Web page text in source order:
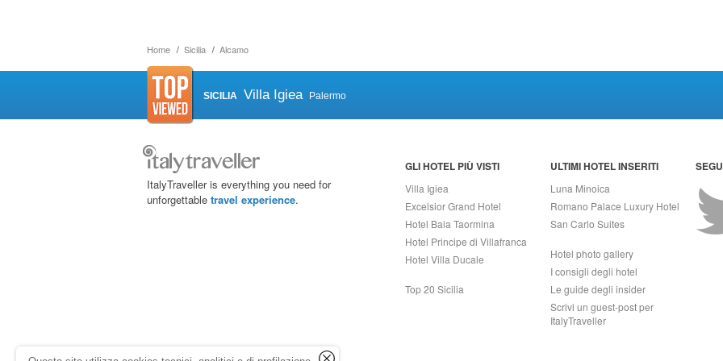
Home Sicilia Alcamo
SICILIA Villa Igiea Palermo
ItalyTraveller is everything you need for
unforgettable travel experience.
GLI HOTEL PIÙ VISTI
Villa Igiea
Excelsior Grand Hotel
Hotel Baia Taormina
Hotel Principe di Villafranca
Hotel Villa Ducale
Top 20 Sicilia
ULTIMI HOTEL INSERITI
Luna Minoica
Romano Palace Luxury Hotel
San Carlo Suites
Hotel photo gallery
I consigli degli hotel
Le guide degli insider
Scrivi un guest-post per
ItalyTraveller